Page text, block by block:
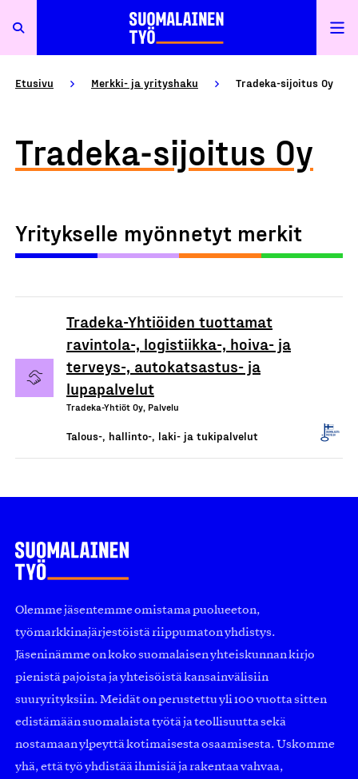
Etusivu Merkki- ja yrityshaku Tradeka-sijoitus Oy
Tradeka-sijoitus Oy
Yritykselle myönnetyt merkit
Tradeka-Yhtiöiden tuottamat
ravintola-, logistiikka-, hoiva- ja
terveys-, autokatsastus- ja
lupapalvelut
Tradeka-Yhtiöt Oy, Palvelu
Talous-, hallinto-, laki- ja tukipalvelut
Olemme jäsentemme omistama puolueeton,
työmarkkinajärjestöistä riippumaton yhdistys.
Jäseninämme on koko suomalaisen yhteiskunnan kirjo
pienistä pajoista ja yhteisöistä kansainvälisiin
suuryrityksiin. Meidät on perustettu yli 100 vuotta sitten
edistämään suomalaista työtä ja teollisuutta sekä
nostamaan ylpeyttä kotimaisesta osaamisesta. Uskomme
yhä, että työ yhdistää ihmisiä ja rakentaa vahvaa,